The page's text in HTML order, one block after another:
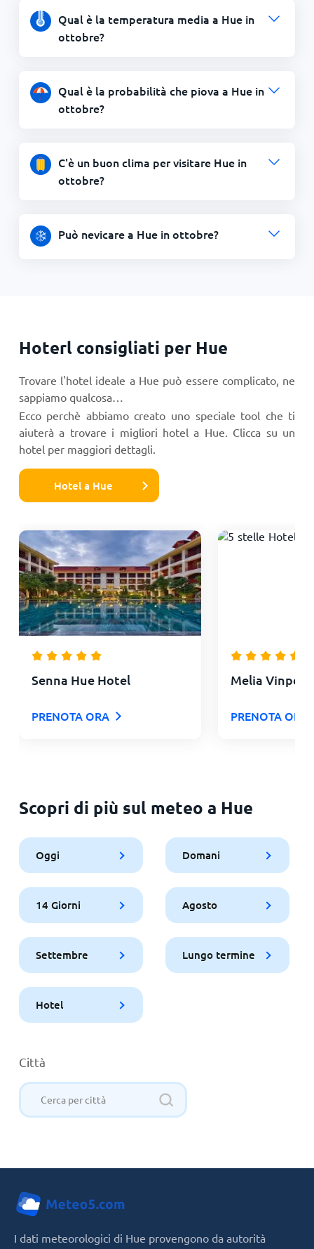
Qual è la temperatura media a Hue in
ottobre?
Qual è la probabilità che piova a Hue in
ottobre?
C'è un buon clima per visitare Hue in
ottobre?
Può nevicare a Hue in ottobre?
Hoterl consigliati per Hue
Trovare l'hotel ideale a Hue può essere complicato, ne
sappiamo qualcosa…
Ecco perchè abbiamo creato uno speciale tool che ti
aiuterà a trovare i migliori hotel a Hue. Clicca su un
hotel per maggiori dettagli.
Hotel a Hue
Senna Hue Hotel
PRENOTA ORA
Melia
PRENOTA ORA
Scopri di più sul meteo a Hue
Oggi Domani
14 Giorni Agosto
Settembre Lungo termine
Hotel
Città
I dati meteorologici di Hue provengono da autorità